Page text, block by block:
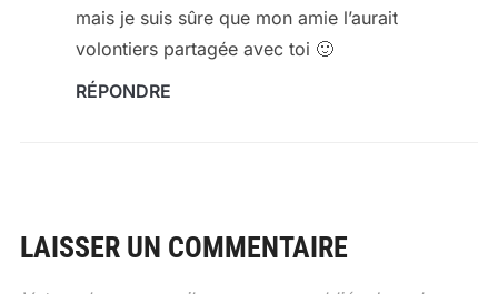
mais je suis sûre que mon amie l’aurait
volontiers partagée avec toi 🙂
RÉPONDRE
LAISSER UN COMMENTAIRE